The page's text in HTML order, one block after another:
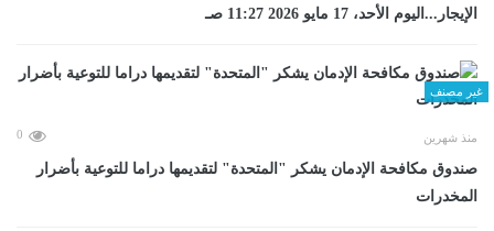
الإيجار...اليوم الأحد، 17 مايو 2026 11:27 صـ
غير مصنف
منذ شهرين 0
صندوق مكافحة الإدمان يشكر "المتحدة" لتقديمها دراما للتوعية بأضرار
المخدرات